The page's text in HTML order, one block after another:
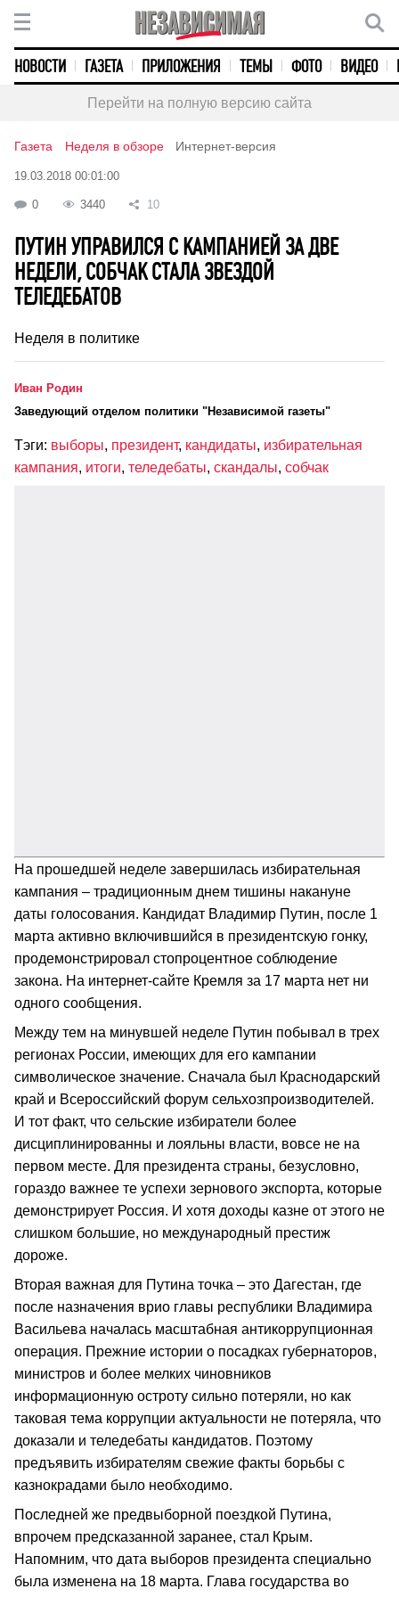
НОВОСТИ ГАЗЕТА ПРИЛОЖЕНИЯ ТЕМЫ ФОТО ВИДЕО
Перейти на полную версию сайта
Газета Неделя в обзоре Интернет-версия
19.03.2018 00:01:00
0 3440 10
ПУТИН УПРАВИЛСЯ С КАМПАНИЕЙ ЗА ДВЕ
НЕДЕЛИ, СОБЧАК СТАЛА ЗВЕЗДОЙ
ТЕЛЕДЕБАТОВ
Неделя в политике
Иван Родин
Заведующий отделом политики "Независимой газеты"
Тэги: выборы, президент, кандидаты, избирательная
кампания, итоги, теледебаты, скандалы, собчак
На прошедшей неделе завершилась избирательная
кампания – традиционным днем тишины накануне
даты голосования. Кандидат Владимир Путин, после 1
марта активно включившийся в президентскую гонку,
продемонстрировал стопроцентное соблюдение
закона. На интернет-сайте Кремля за 17 марта нет ни
одного сообщения.
Между тем на минувшей неделе Путин побывал в трех
регионах России, имеющих для его кампании
символическое значение. Сначала был Краснодарский
край и Всероссийский форум сельхозпроизводителей.
И тот факт, что сельские избиратели более
дисциплинированны и лояльны власти, вовсе не на
первом месте. Для президента страны, безусловно,
гораздо важнее те успехи зернового экспорта, которые
демонстрирует Россия. И хотя доходы казне от этого не
слишком большие, но международный престиж
дороже.
Вторая важная для Путина точка – это Дагестан, где
после назначения врио главы республики Владимира
Васильева началась масштабная антикоррупционная
операция. Прежние истории о посадках губернаторов,
министров и более мелких чиновников
информационную остроту сильно потеряли, но как
таковая тема коррупции актуальности не потеряла, что
доказали и теледебаты кандидатов. Поэтому
предъявить избирателям свежие факты борьбы с
казнокрадами было необходимо.
Последней же предвыборной поездкой Путина,
впрочем предсказанной заранее, стал Крым.
Напомним, что дата выборов президента специально
была изменена на 18 марта. Глава государства во